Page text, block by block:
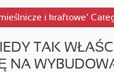
i kraftowe’
TAK
NA